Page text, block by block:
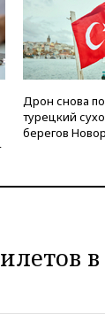
Дрон снова
турецкий
берегов
в